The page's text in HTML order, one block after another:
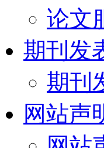
论文
期刊发
期刊
网站声